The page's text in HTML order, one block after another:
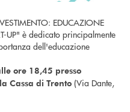
EDUCAZIONE
UP" è dedicato principalmente
dell'educazione
ore 18,45 presso
Cassa di Trento (Via Dante,